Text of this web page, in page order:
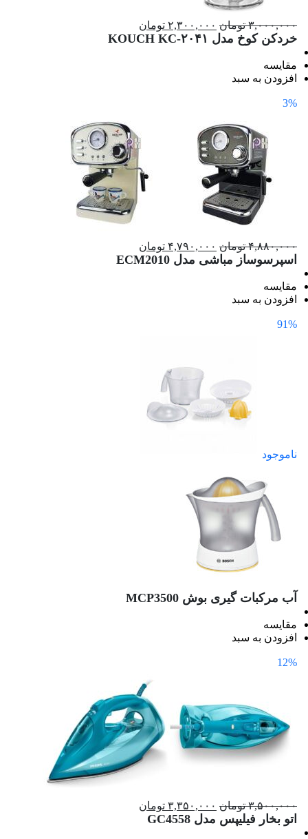
۳,۰۰۰,۰۰۰ تومان ۲,۳۰۰,۰۰۰ تومان
خردکن کوخ مدل KOUCH KC-۲۰۴۱
مقایسه
افزودن به سبد
3%
۴,۸۸۰,۰۰۰ تومان ۴,۷۹۰,۰۰۰ تومان
اسپرسوساز مباشی مدل ECM2010
مقایسه
افزودن به سبد
91%
ناموجود
آب مرکبات گیری بوش MCP3500
مقایسه
افزودن به سبد
12%
۳,۵۰۰,۰۰۰ تومان ۳,۳۵۰,۰۰۰ تومان
اتو بخار فیلیپس مدل GC4558